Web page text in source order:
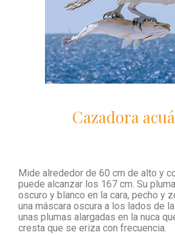
Cazadora
Mide alrededor de 60 cm de alto y
puede alcanzar los 167 cm. Su
oscuro y blanco en la cara, pecho y
una máscara oscura a los lados de
unas plumas alargadas en la nuca
cresta que se eriza con frecuencia.